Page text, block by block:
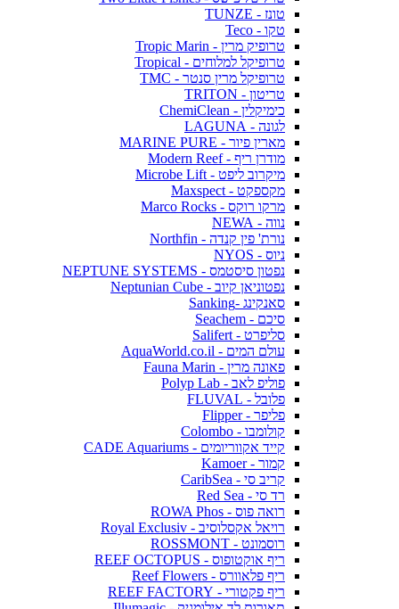
טונז - TUNZE
טקו - Teco
טרופיק מרין - Tropic Marin
טרופיקל למלוחים - Tropical
טרופיקל מרין סנטר - TMC
טריטון - TRITON
כימיקלין - ChemiClean
לגונה - LAGUNA
מארין פיור - MARINE PURE
מודרן ריף - Modern Reef
מיקרוב ליפט - Microbe Lift
מקספקט - Maxspect
מרקו רוקס - Marco Rocks
נווה - NEWA
נורת' פין קנדה - Northfin
ניוס - NYOS
נפטון סיסטמס - NEPTUNE SYSTEMS
נפטוניאן קיוב - Neptunian Cube
סאנקינג -Sanking
סיכם - Seachem
סליפרט - Salifert
עולם המים - AquaWorld.co.il
פאונה מרין - Fauna Marin
פוליפ לאב - Polyp Lab
פלובל - FLUVAL
פליפר - Flipper
קולומבו - Colombo
קייד אקווריומים - CADE Aquariums
קמור - Kamoer
קריב סי - CaribSea
רד סי - Red Sea
רואה פוס - ROWA Phos
רויאל אקסלוסיב - Royal Exclusiv
רוסמונט - ROSSMONT
ריף אוקטופוס - REEF OCTOPUS
ריף פלאוורס - Reef Flowers
ריף פקטורי - REEF FACTORY